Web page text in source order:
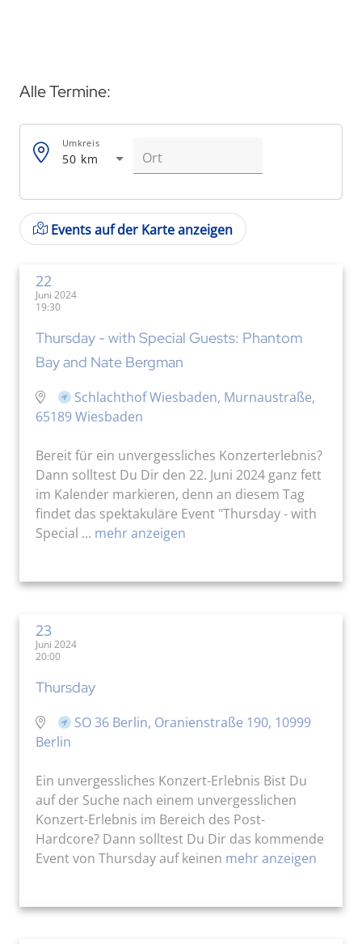
Alle Termine:
50 km
Umkreis
Events auf der Karte anzeigen
22
Juni 2024
19:30
Thursday - with Special Guests: Phantom
Bay and Nate Bergman
Schlachthof Wiesbaden, Murnaustraße,
65189 Wiesbaden
Bereit für ein unvergessliches Konzerterlebnis?
Dann solltest Du Dir den 22. Juni 2024 ganz fett
im Kalender markieren, denn an diesem Tag
findet das spektakuläre Event "Thursday - with
Special ... mehr anzeigen
23
Juni 2024
20:00
Thursday
SO 36 Berlin, Oranienstraße 190, 10999
Berlin
Ein unvergessliches Konzert-Erlebnis Bist Du
auf der Suche nach einem unvergesslichen
Konzert-Erlebnis im Bereich des Post-
Hardcore? Dann solltest Du Dir das kommende
Event von Thursday auf keinen mehr anzeigen